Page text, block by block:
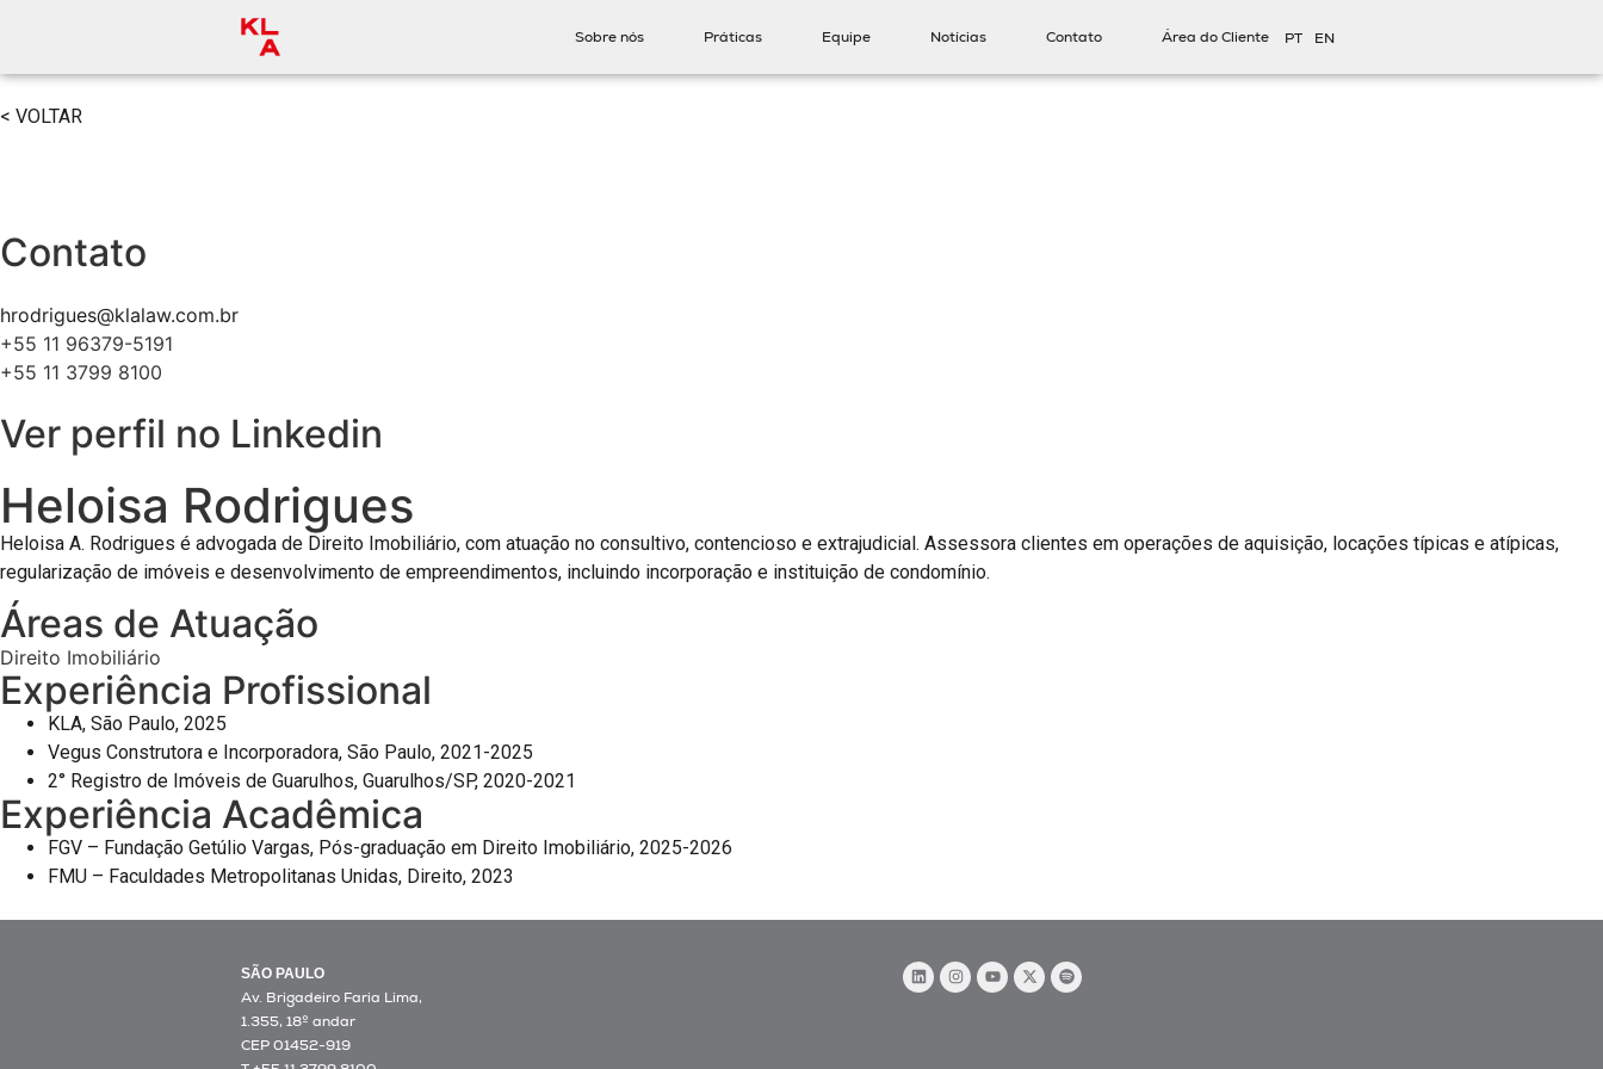
Sobre nós Práticas Equipe Notícias Contato Área do Cliente PT EN
< VOLTAR
Contato
hrodrigues@klalaw.com.br
+55 11 96379-5191
+55 11 3799 8100
Ver perfil no Linkedin
Heloisa Rodrigues
Heloisa A. Rodrigues é advogada de Direito Imobiliário, com atuação no consultivo, contencioso e extrajudicial. Assessora clientes em operações de aquisição, locações típicas e atípicas,
regularização de imóveis e desenvolvimento de empreendimentos, incluindo incorporação e instituição de condomínio.
Áreas de Atuação
Direito Imobiliário
Experiência Profissional
KLA, São Paulo, 2025
Vegus Construtora e Incorporadora, São Paulo, 2021-2025
2° Registro de Imóveis de Guarulhos, Guarulhos/SP, 2020-2021
Experiência Acadêmica
FGV – Fundação Getúlio Vargas, Pós-graduação em Direito Imobiliário, 2025-2026
FMU – Faculdades Metropolitanas Unidas, Direito, 2023
SÃO PAULO
Av. Brigadeiro Faria Lima,
1.355, 18º andar
CEP 01452-919